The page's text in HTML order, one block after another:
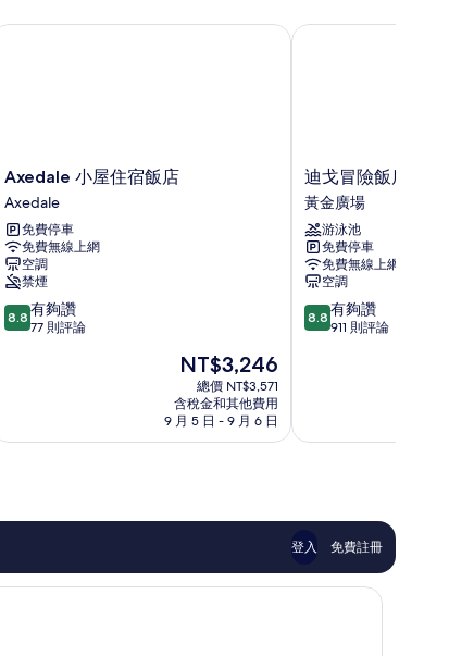
Axedale
小
屋
住
宿
飯
店
Axedale
Axedale 小屋住宿飯店
Axedale
免費停車
免費無線上網
空調
禁煙
8.8
分，
夠
評
8.8 有夠讚
77 則評論
現
價
格
為
NT$3,246
總價 NT$3,571
含稅金和其他費用
9 月 5 日 - 9 月 6 日
小屋住宿飯店
迪
戈
冒
險
飯
店
黃
金
廣
迪戈冒險飯店
黃金廣場
游泳池
免費停車
免費無線上網
空調
8.8
分，
夠
評
論
8.8 有夠讚
911 則評論
迪戈冒險飯店
登入 免費註冊